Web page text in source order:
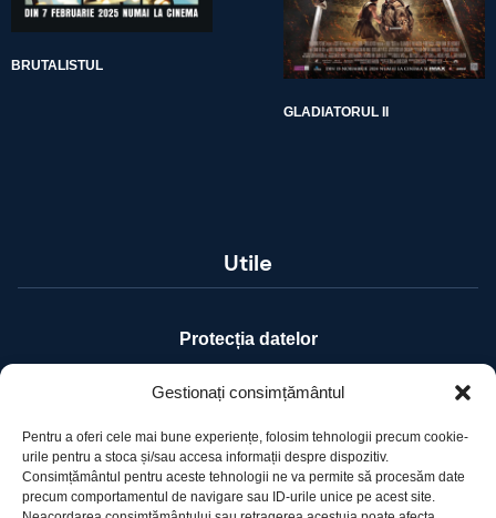
Gestionați consimțământul
Pentru a oferi cele mai bune experiențe, folosim tehnologii precum cookie-
urile pentru a stoca și/sau accesa informații despre dispozitiv.
Consimțământul pentru aceste tehnologii ne va permite să procesăm date
precum comportamentul de navigare sau ID-urile unice pe acest site.
BRUTALISTUL
GLADIATORUL II
Utile
Protecția datelor
Declarație cookie-uri
Contact
Ro Image SRL